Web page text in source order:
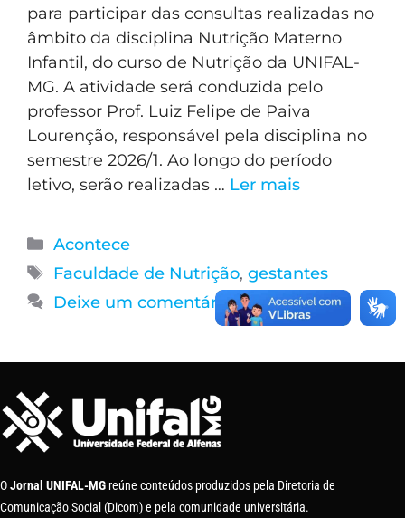
para participar das consultas realizadas no
âmbito da disciplina Nutrição Materno
Infantil, do curso de Nutrição da UNIFAL-
MG. A atividade será conduzida pelo
professor Prof. Luiz Felipe de Paiva
Lourenção, responsável pela disciplina no
semestre 2026/1. Ao longo do período
letivo, serão realizadas … Ler mais
Acontece
Faculdade de Nutrição, gestantes
Deixe um comentário
OJornal UNIFAL-MG reúne conteúdos produzidos pela Diretoria de
Comunicação Social (Dicom) e pela comunidade universitária.